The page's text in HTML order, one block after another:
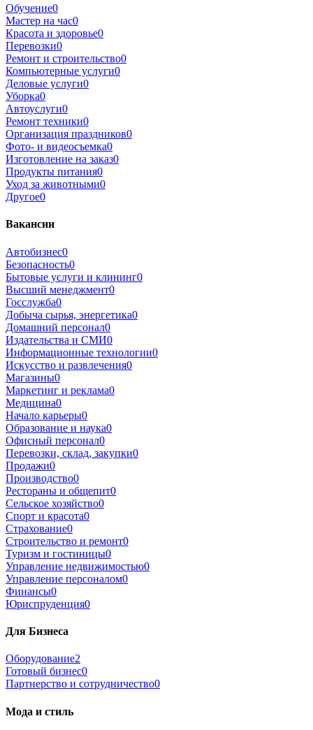
Обучение0
Мастер на час0
Красота и здоровье0
Перевозки0
Ремонт и строительство0
Компьютерные услуги0
Деловые услуги0
Уборка0
Автоуслуги0
Ремонт техники0
Организация праздников0
Фото- и видеосъемка0
Изготовление на заказ0
Продукты питания0
Уход за животными0
Другое0
Вакансии
Автобизнес0
Безопасность0
Бытовые услуги и клининг0
Высший менеджмент0
Госслужба0
Добыча сырья, энергетика0
Домашний персонал0
Издательства и СМИ0
Информационные технологии0
Искусство и развлечения0
Магазины0
Маркетинг и реклама0
Медицина0
Начало карьеры0
Образование и наука0
Офисный персонал0
Перевозки, склад, закупки0
Продажи0
Производство0
Рестораны и общепит0
Сельское хозяйство0
Спорт и красота0
Страхование0
Строительство и ремонт0
Туризм и гостиницы0
Управление недвижимостью0
Управление персоналом0
Финансы0
Юриспруденция0
Для Бизнеса
Оборудование2
Готовый бизнес0
Партнерство и сотрудничество0
Мода и стиль